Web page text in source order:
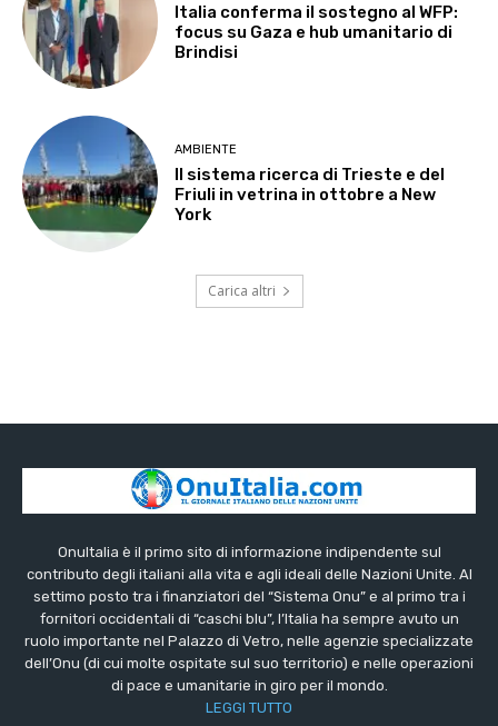
Italia conferma il sostegno al WFP:
focus su Gaza e hub umanitario di
Brindisi
AMBIENTE
Il sistema ricerca di Trieste e del
Friuli in vetrina in ottobre a New
York
Carica altri
OnuItalia è il primo sito di informazione indipendente sul
contributo degli italiani alla vita e agli ideali delle Nazioni Unite. Al
settimo posto tra i finanziatori del “Sistema Onu” e al primo tra i
fornitori occidentali di “caschi blu”, l’Italia ha sempre avuto un
ruolo importante nel Palazzo di Vetro, nelle agenzie specializzate
dell’Onu (di cui molte ospitate sul suo territorio) e nelle operazioni
di pace e umanitarie in giro per il mondo.
LEGGI TUTTO